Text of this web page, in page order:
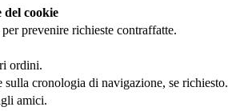
del cookie
prevenire richieste contraffatte.
ordini.
cronologia di navigazione, se richiesto.
amici.